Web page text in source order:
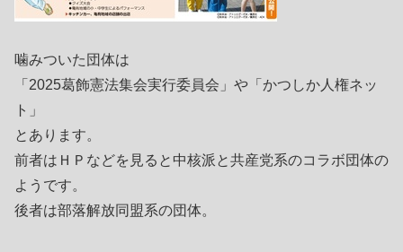
噛みついた団体は
「2025葛飾憲法集会実行委員会」や「かつしか人権ネッ
ト」
とあります。
前者はＨＰなどを見ると中核派と共産党系のコラボ団体の
ようです。
後者は部落解放同盟系の団体。